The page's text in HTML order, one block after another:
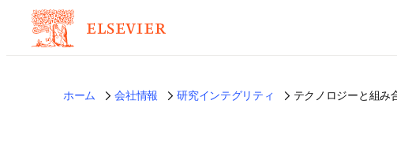
ホーム 会社情報 研究インテグリティ テクノロジーと組み